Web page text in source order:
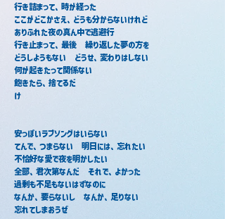
行き詰まって、時が経った
ここがどこかさえ、どうも分からないけれど
ありふれた夜の真ん中で逃避行
行き止まって、最後　繰り返した夢の方を
どうしようもない　どうせ、変わりはしない
何が起きたって関係ない
飽きたら、捨てるだ
け
安っぽいラブソングはいらない
てんで、つまらない　明日には、忘れたい
不恰好な愛で夜を明かしたい
全部、君次第なんだ　それで、よかった
過剰も不足もないはずなのに
なんか、要らないし　なんか、足りない
忘れてしまおうぜ